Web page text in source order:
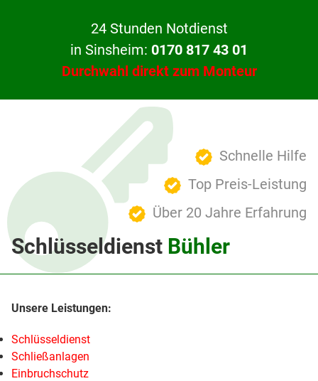
24 Stunden Notdienst
in Sinsheim: 0170 817 43 01
Durchwahl direkt zum Monteur
Schnelle Hilfe
Top Preis-Leistung
Über 20 Jahre Erfahrung
Schlüsseldienst Bühler
Schlüsseldienst
Schließanlagen
Einbruchschutz